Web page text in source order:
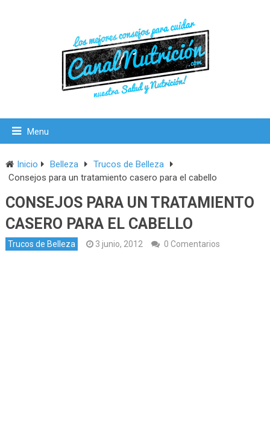
Menu
Inicio Belleza
Trucos de Belleza
Consejos para un tratamiento casero para el cabello
CONSEJOS PARA UN TRATAMIENTO
CASERO PARA EL CABELLO
Trucos de Belleza 3 junio, 2012 0 Comentarios